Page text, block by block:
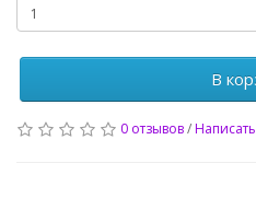
В
0 отзывов/